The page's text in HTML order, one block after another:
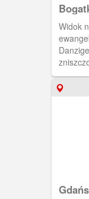
Widok
w 1945
1961